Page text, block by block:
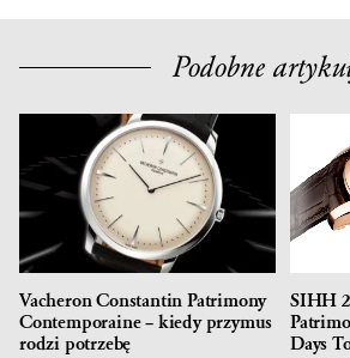
Podobne
Vacheron Constantin Patrimony
Contemporaine – kiedy przymus
rodzi potrzebę
SIHH
Days